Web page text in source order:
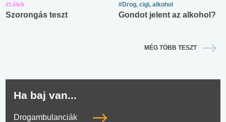
#Lélek
Szorongás teszt
#Drog, cigi, alkohol
Gondot jelent az alkohol?
MÉG TÖBB TESZT
Ha baj van...
Drogambulanciák